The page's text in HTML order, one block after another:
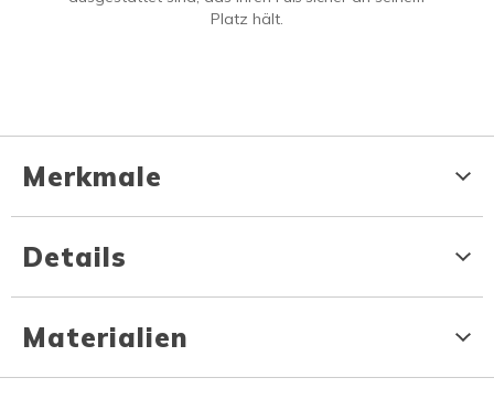
Platz hält.
Merkmale
Details
Materialien